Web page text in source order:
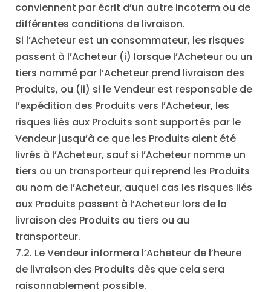
conviennent par écrit d’un autre Incoterm ou de
différentes conditions de livraison.
Si l’Acheteur est un consommateur, les risques
passent à l’Acheteur (i) lorsque l’Acheteur ou un
tiers nommé par l’Acheteur prend livraison des
Produits, ou (ii) si le Vendeur est responsable de
l’expédition des Produits vers l’Acheteur, les
risques liés aux Produits sont supportés par le
Vendeur jusqu’à ce que les Produits aient été
livrés à l’Acheteur, sauf si l’Acheteur nomme un
tiers ou un transporteur qui reprend les Produits
au nom de l’Acheteur, auquel cas les risques liés
aux Produits passent à l’Acheteur lors de la
livraison des Produits au tiers ou au
transporteur.
7.2. Le Vendeur informera l’Acheteur de l’heure
de livraison des Produits dès que cela sera
raisonnablement possible.